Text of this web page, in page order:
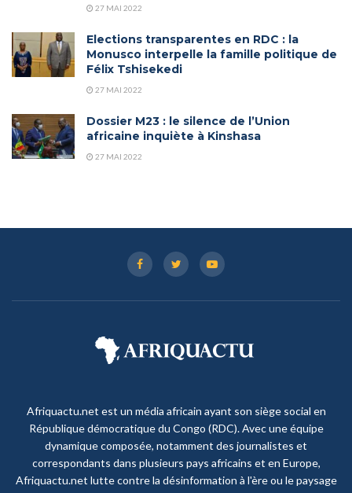
27 MAI 2022
Elections transparentes en RDC : la
Monusco interpelle la famille politique de
Félix Tshisekedi
27 MAI 2022
Dossier M23 : le silence de l’Union
africaine inquiète à Kinshasa
27 MAI 2022
Afriquactu.net est un média africain ayant son siège social en
République démocratique du Congo (RDC). Avec une équipe
dynamique composée, notamment des journalistes et
correspondants dans plusieurs pays africains et en Europe,
Afriquactu.net lutte contre la désinformation à l'ère ou le paysage